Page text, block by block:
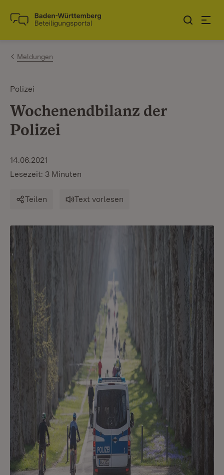
Zum Inhalt springen
Link zur Startseite
Meldungen
Polizei
Wochenendbilanz der
Polizei
14.06.2021
Lesezeit: 3 Minuten
Teilen Text vorlesen